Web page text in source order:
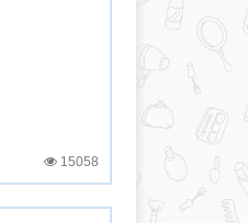
15058